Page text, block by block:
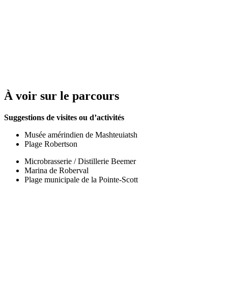
À voir sur le parcours
Suggestions de visites ou d’activités
Musée amérindien de Mashteuiatsh
Plage Robertson
Microbrasserie / Distillerie Beemer
Marina de Roberval
Plage municipale de la Pointe-Scott